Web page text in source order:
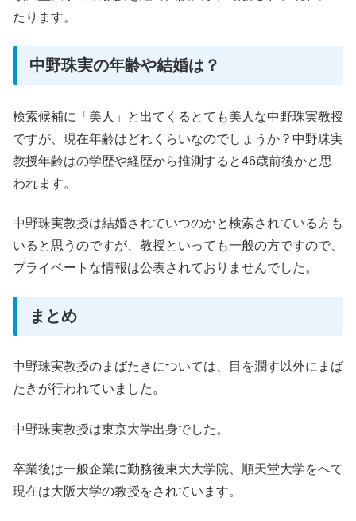
たります。
中野珠実の年齢や結婚は？
検索候補に「美人」と出てくるとても美人な中野珠実教授
ですが、現在年齢はどれくらいなのでしょうか？中野珠実
教授年齢はの学歴や経歴から推測すると46歳前後かと思
われます。
中野珠実教授は結婚されていつのかと検索されている方も
いると思うのですが、教授といっても一般の方ですので、
プライベートな情報は公表されておりませんでした。
まとめ
中野珠実教授のまばたきについては、目を潤す以外にまば
たきが行われていました。
中野珠実教授は東京大学出身でした。
卒業後は一般企業に勤務後東大大学院、順天堂大学をへて
現在は大阪大学の教授をされています。